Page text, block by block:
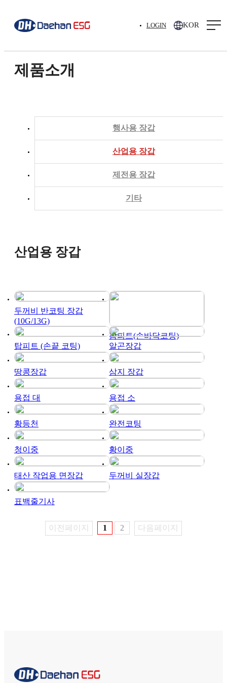
LOGIN KOR
제품소개
행사용 장갑
산업용 장갑
제전용 장갑
기타
산업용 장갑
두꺼비 반코팅 장갑
(10G/13G)
팜피트(손바닥코팅)
탑피트 (손끝 코팅)
알곤장갑
땅콩장갑 삼지 장갑
용접 대 용접 소
황등천 완전코팅
청이중 황이중
태산 작업용 면장갑 두꺼비 실장갑
표백줄기사
이전페이지 1 2 다음페이지